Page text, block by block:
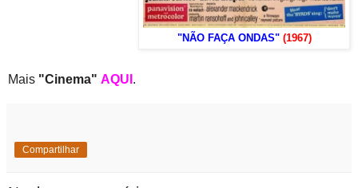
"NÃO FAÇA ONDAS"(1967)
Mais "Cinema" AQUI .
Compartilhar